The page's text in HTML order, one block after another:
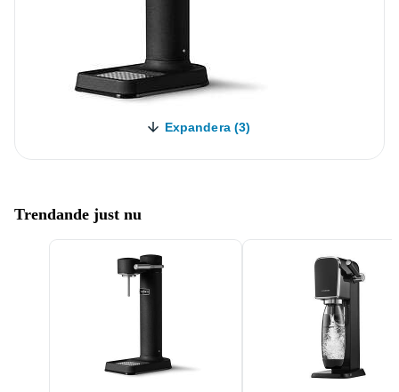
Expandera (3)
Trendande just nu